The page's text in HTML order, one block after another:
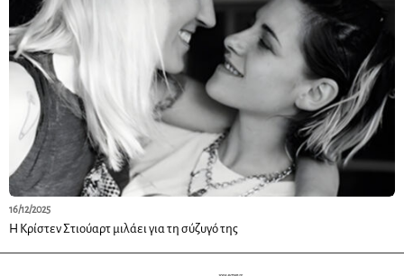
16/12/2025
Η Κρίστεν Στιούαρτ μιλάει για τη σύζυγό της